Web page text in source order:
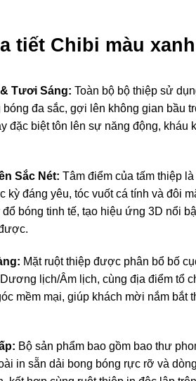
tiết Chibi màu
Tươi Sáng: Toàn bộ bộ thiệp sử
bóng đa sắc, gợi lên không gian bầu
đặc biệt tôn lên sự năng động, kháu
Sắc Nét: Tâm điểm của tấm thiệp
kỳ đáng yêu, tóc vuốt cá tính và đôi
bóng tinh tế, tạo hiệu ứng 3D nổi
Mặt ruột thiệp được phân bổ bố
lịch/Âm lịch, cùng địa điểm tổ
mềm mại, giúp khách mời nắm bắt
Bộ sản phẩm bao gồm bao thư
in sẵn dải bong bóng rực rỡ và